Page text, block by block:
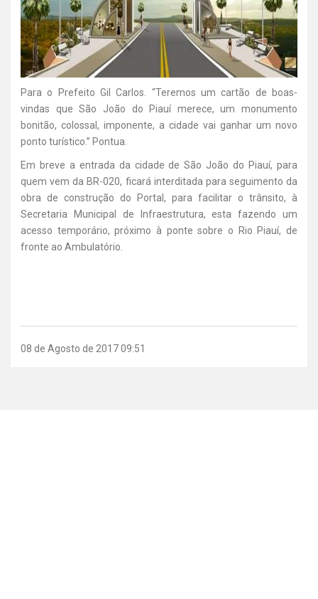
Para o Prefeito Gil Carlos. “Teremos um cartão de boas-
vindas que São João do Piauí merece, um monumento
bonitão, colossal, imponente, a cidade vai ganhar um novo
ponto turístico.” Pontua.
Em breve a entrada da cidade de São João do Piauí, para
quem vem da BR-020, ficará interditada para seguimento da
obra de construção do Portal, para facilitar o trânsito, à
Secretaria Municipal de Infraestrutura, esta fazendo um
acesso temporário, próximo à ponte sobre o Rio Piauí, de
fronte ao Ambulatório.
08 de Agosto de 2017 09:51